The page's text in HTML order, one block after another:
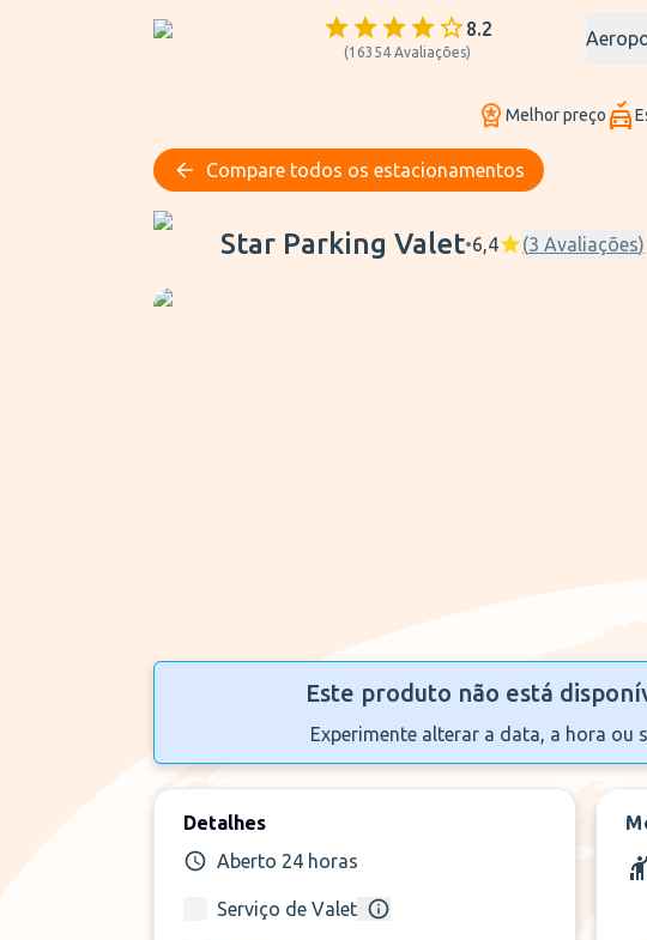
8.2
(16354 Avaliações)
Melhor preço
Compare todos os estacionamentos
Star Parking Valet
Star Parking Valet•6,4 (3 Avaliações)
Este produto não está
Experimente alterar a data, a hora ou
Detalhes
Aberto 24 horas
Serviço de Valet